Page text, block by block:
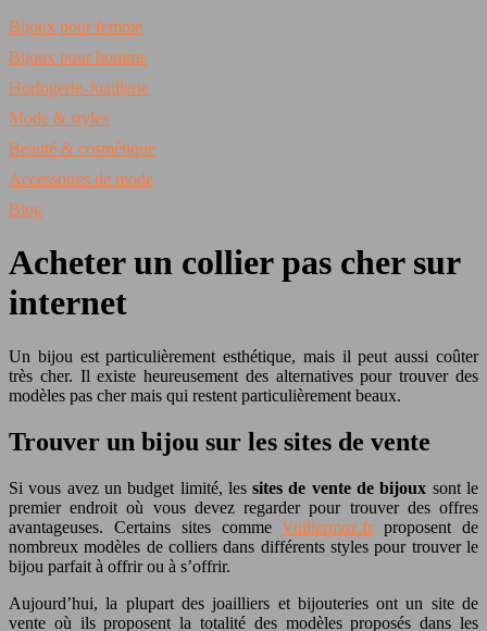
Bijoux pour femme
Bijoux pour homme
Horlogerie-Joaillerie
Mode & styles
Beauté & cosmétique
Accessoires de mode
Blog
Acheter un collier pas cher sur
internet
Un bijou est particulièrement esthétique, mais il peut aussi coûter
très cher. Il existe heureusement des alternatives pour trouver des
modèles pas cher mais qui restent particulièrement beaux.
Trouver un bijou sur les sites de vente
Si vous avez un budget limité, lessites de vente de bijoux sont le
premier endroit où vous devez regarder pour trouver des offres
avantageuses. Certains sites commeVuillermoz.fr proposent de
nombreux modèles de colliers dans différents styles pour trouver le
bijou parfait à offrir ou à s’offrir.
Aujourd’hui, la plupart des joailliers et bijouteries ont un site de
vente où ils proposent la totalité des modèles proposés dans les